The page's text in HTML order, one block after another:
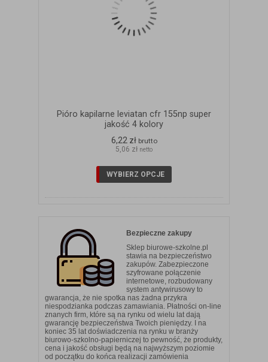
Pióro kapilarne leviatan cfr 155np super
jakość 4 kolory
6,22 zł brutto
5,06 zł netto
WYBIERZ OPCJE
Bezpieczne zakupy
Sklep biurowe-szkolne.pl
stawia na bezpieczeństwo
zakupów. Zabezpieczone
szyfrowane połączenie
internetowe, rozbudowany
system antywirusowy to
gwarancja, że nie spotka nas żadna przykra
niespodzianka podczas zamawiania. Płatności on-line
znanych firm, które są na rynku od wielu lat dają
gwarancję bezpieczeństwa Twoich pieniędzy. I na
koniec 35 lat doświadczenia na rynku w branży
biurowo-szkolno-papierniczej to pewność, że produkty,
cena i jakość obsługi będą na najwyższym poziomie
od początku do końca realizacji zamówienia